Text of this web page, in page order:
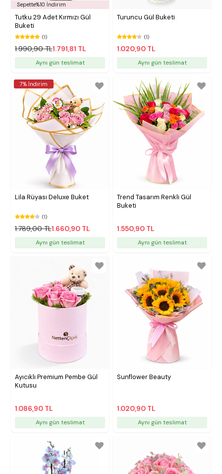
Sepette%10 İndirim
Tutku 29 Adet Kırmızı Gül
Buketi
(1)
1.990,90 TL1.791,81 TL
Aynı gün teslimat
Turuncu Gül Buketi
(1)
1.020,90 TL
Aynı gün teslimat
7% İndirim
Lila Rüyası Deluxe Buket
(1)
1.789,00 TL1.660,90 TL
Aynı gün teslimat
Trend Tasarım Renkli Gül
Buketi
1.550,90 TL
Aynı gün teslimat
Ayıcıklı Premium Pembe Gül
Kutusu
1.086,90 TL
Aynı gün teslimat
Sunflower Beauty
1.020,90 TL
Aynı gün teslimat